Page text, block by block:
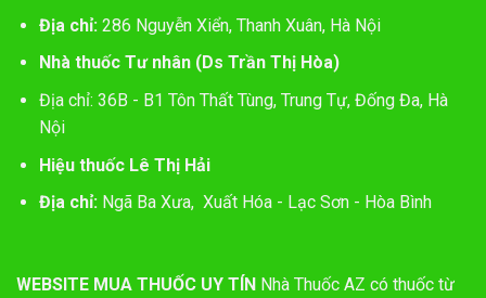
Địa chỉ:286 Nguyễn Xiển, Thanh Xuân, Hà Nội
Nhà thuốc Tư nhân (Ds Trần Thị Hòa)
Địa chỉ: 36B - B1 Tôn Thất Tùng, Trung Tự, Đống Đa, Hà
Nội
Hiệu thuốc Lê Thị Hải
Địa chỉ: Ngã Ba Xưa, Xuất Hóa - Lạc Sơn - Hòa Bình
WEBSITE MUA THUỐC UY TÍN Nhà Thuốc AZ có thuốc từ